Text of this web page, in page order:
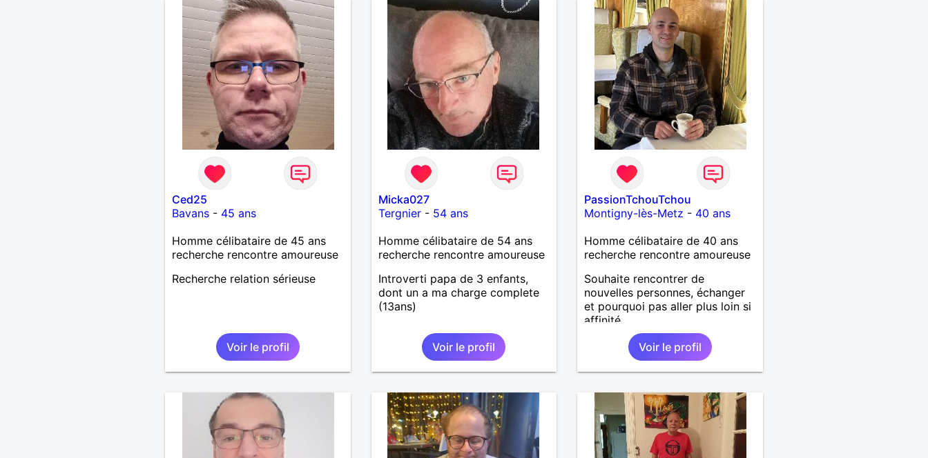
désir temps. Faux profil,
profiteuse et autres joyeuseté
passer votre chemin, vous ne
m'intéressez pas du tout!
Ced25
Bavans- 45 ans
Homme célibataire de 45 ans
recherche rencontre amoureuse
Recherche relation sérieuse
Voir le profil
Micka027
Tergnier- 54 ans
Homme célibataire de 54 ans
recherche rencontre amoureuse
Introverti papa de 3 enfants,
dont un a ma charge complete
(13ans)
Voir le profil
PassionTchouTchou
Montigny-lès-Metz - 40 ans
Homme célibataire de 40 ans
recherche rencontre amoureuse
Souhaite rencontrer de
nouvelles personnes, échanger
et pourquoi pas aller plus loin si
affinité...
Voir le profil